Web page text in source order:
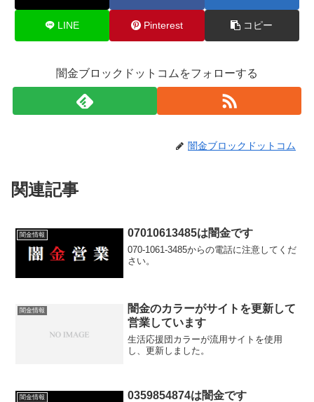
LINE Pinterest コピー
闇金ブロックドットコムをフォローする
闇金ブロックドットコム
関連記事
闇金情報 07010613485は闇金です
070-1061-3485からの電話に注意してくだ
さい。
闇金情報
闇金のカラーがサイトを更新して
営業しています
生活応援団カラーが流用サイトを使用
し、更新しました。
闇金情報 0359854874は闇金です